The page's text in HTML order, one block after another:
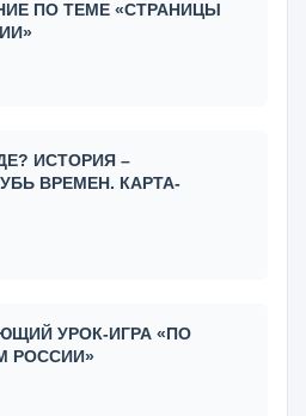
ПО ТЕМЕ «СТРАНИЦЫ
ИСТОРИЯ –
ВРЕМЕН. КАРТА-
УРОК-ИГРА «ПО
РОССИИ»